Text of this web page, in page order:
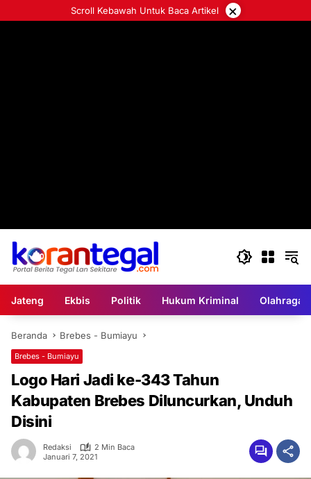
ke
Scroll Kebawah Untuk Baca Artikel ×
Jateng Ekbis Politik Hukum Kriminal Olahraga
Beranda Brebes - Bumiayu
Brebes - Bumiayu
Logo Hari Jadi ke-343 Tahun
Kabupaten Brebes Diluncurkan, Unduh
Disini
Redaksi
2 Min Baca
Januari 7, 2021